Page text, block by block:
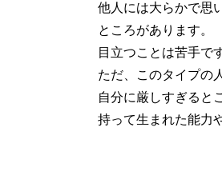
他人には大らかで思
ところがあります。
目立つことは苦手で
ただ、このタイプの
自分に厳しすぎると
持って生まれた能力